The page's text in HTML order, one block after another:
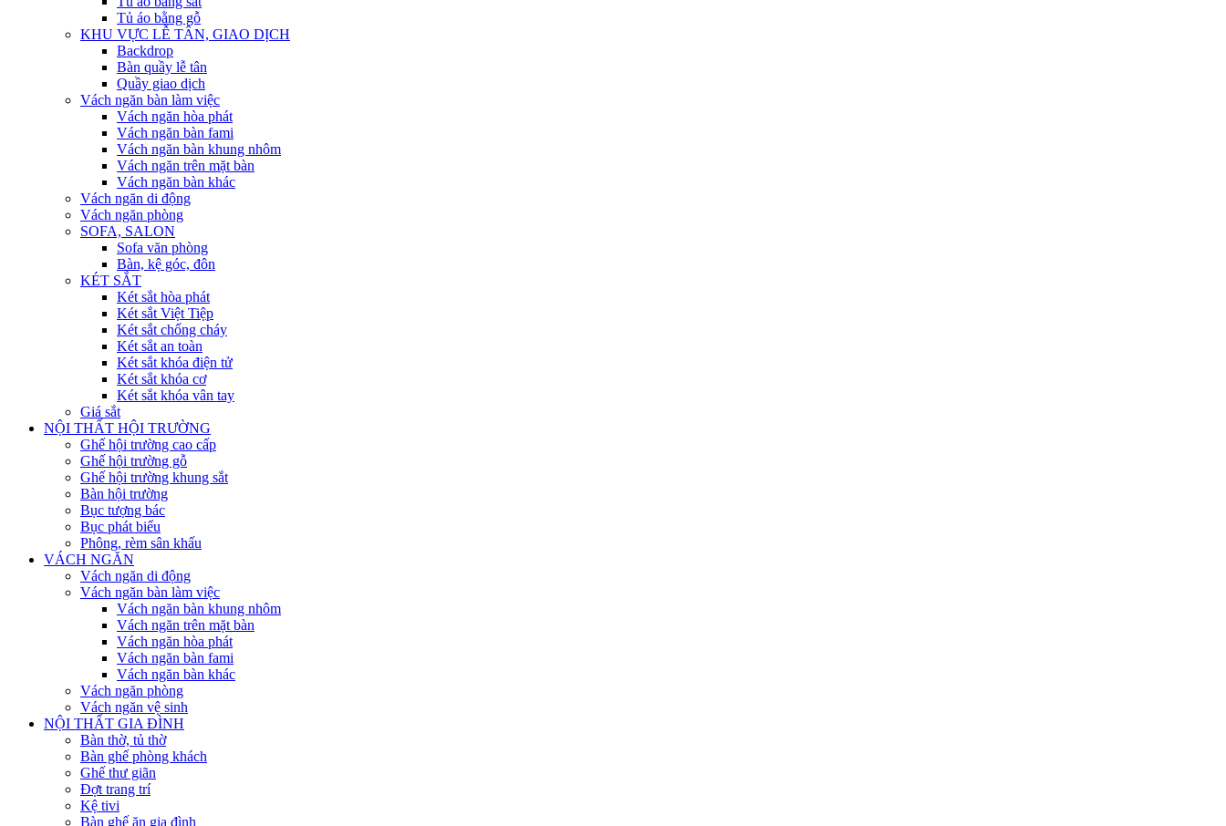
Tủ áo bằng gỗ
KHU VỰC LỄ TÂN, GIAO DỊCH
Backdrop
Bàn quầy lễ tân
Quầy giao dịch
Vách ngăn bàn làm việc
Vách ngăn hòa phát
Vách ngăn bàn fami
Vách ngăn bàn khung nhôm
Vách ngăn trên mặt bàn
Vách ngăn bàn khác
Vách ngăn di động
Vách ngăn phòng
SOFA, SALON
Sofa văn phòng
Bàn, kệ góc, đôn
KÉT SẮT
Két sắt hòa phát
Két sắt Việt Tiệp
Két sắt chống cháy
Két sắt an toàn
Két sắt khóa điện tử
Két sắt khóa cơ
Két sắt khóa vân tay
Giá sắt
NỘI THẤT HỘI TRƯỜNG
Ghế hội trường cao cấp
Ghế hội trường gỗ
Ghế hội trường khung sắt
Bàn hội trường
Bục tượng bác
Bục phát biểu
Phông, rèm sân khấu
VÁCH NGĂN
Vách ngăn di động
Vách ngăn bàn làm việc
Vách ngăn bàn khung nhôm
Vách ngăn trên mặt bàn
Vách ngăn hòa phát
Vách ngăn bàn fami
Vách ngăn bàn khác
Vách ngăn phòng
Vách ngăn vệ sinh
NỘI THẤT GIA ĐÌNH
Bàn thờ, tủ thờ
Bàn ghế phòng khách
Ghế thư giãn
Đợt trang trí
Kệ tivi
Bàn ghế ăn gia đình